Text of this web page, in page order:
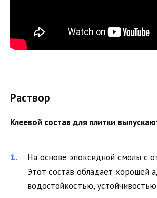
Раствор
Клеевой состав для плитки
На основе эпоксидной смолы с
Этот состав обладает хорошей
водостойкостью,